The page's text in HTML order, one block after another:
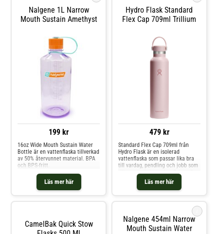
Nalgene 1L Narrow
Mouth Sustain Amethyst
199 kr
Läs mer här
16oz Wide Mouth Sustain Water
Bottle är en vattenflaska tillverkad
av 50% återvunnet material. BPA
och BPS-fritt.
Hydro Flask Standard
Flex Cap 709ml Trillium
479 kr
Läs mer här
Standard Flex Cap 709ml från
Hydro Flask är en isolerad
vattenflaska som passar lika bra
till vardag, pendling och jobb som
till turer, träning och utflykter. Den
håller din dryck kall eller varm
under lång tid och flaskan rymmer
tillräckligt för flera timmars
har dubbelväggig vakuumisolering
som håller drycken kall upp till ett
dygn eller varm upp till tolv
timmar. Den är utformad för att
CamelBak Quick Stow
Nalgene 454ml Narrow
Mouth Sustain Water